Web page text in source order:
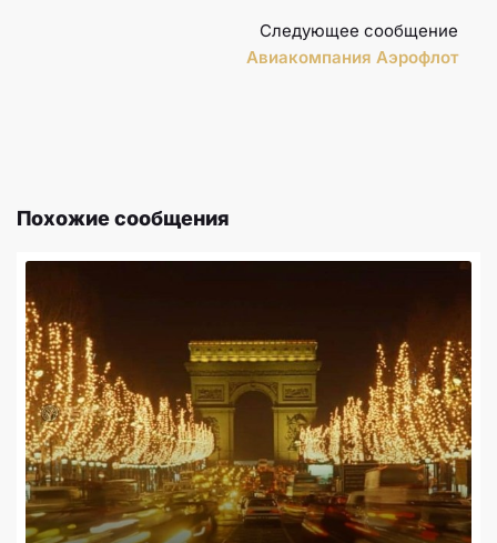
Следующее сообщение
Авиакомпания Аэрофлот
Похожие сообщения